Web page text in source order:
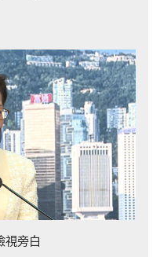
視旁白